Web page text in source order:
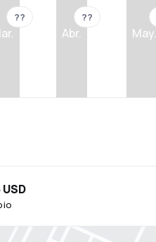
??
Abr.
??
May.
USD